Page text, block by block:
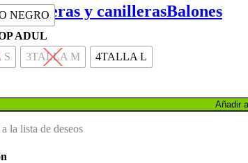
y canillerasBalones
era:
13,00 €.
es:
NEGRO
ADUL
S
3TALLA M
4TALLA L
Añadir
la lista de deseos